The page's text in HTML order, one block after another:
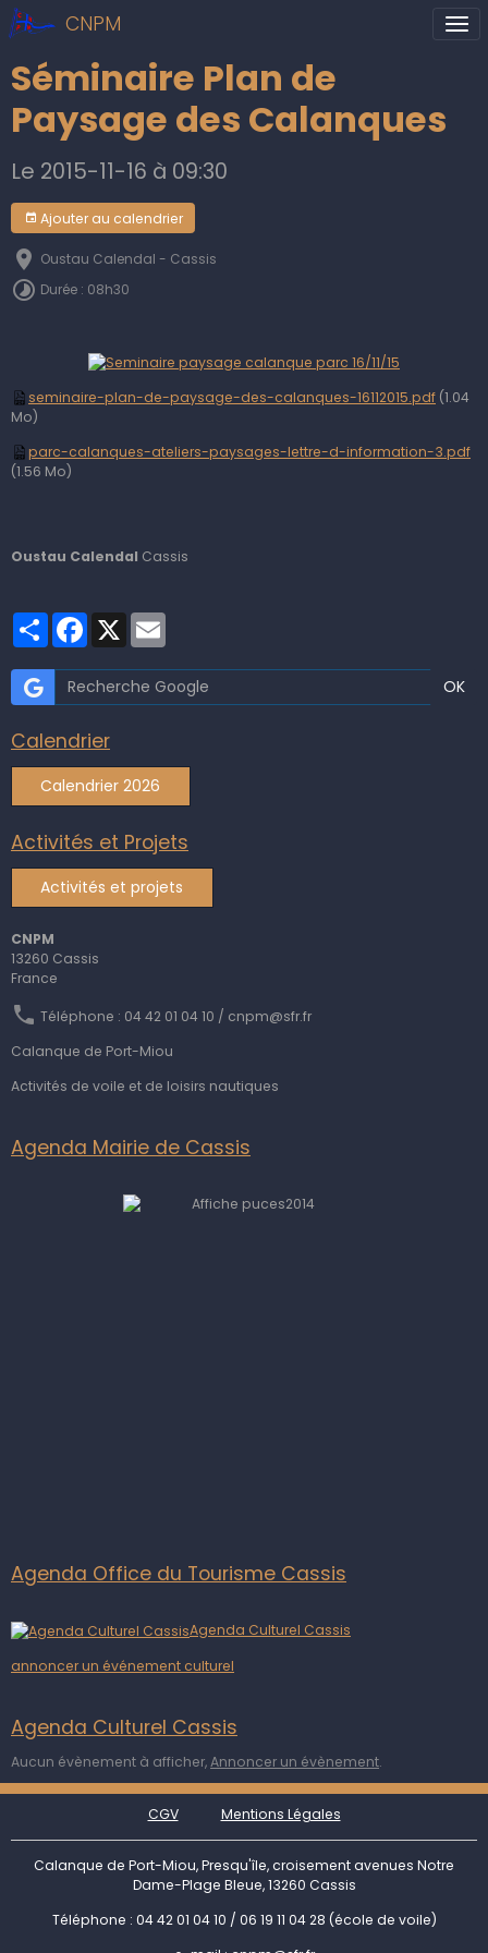
CNPM
Séminaire Plan de
Paysage des Calanques
Le 2015-11-16 à 09:30
Ajouter au calendrier
Oustau Calendal - Cassis
Durée : 08h30
seminaire-plan-de-paysage-des-calanques-16112015.pdf (1.04
Mo)
parc-calanques-ateliers-paysages-lettre-d-information-3.pdf
(1.56 Mo)
Oustau Calendal Cassis
PartagerFacebook
X
OK
Calendrier
Calendrier 2026
Activités et Projets
Activités et projets
CNPM
13260 Cassis
France
Téléphone : 04 42 01 04 10 / cnpm@sfr.fr
Calanque de Port-Miou
Activités de voile et de loisirs nautiques
Agenda Mairie de Cassis
Agenda Office du Tourisme Cassis
Agenda Culturel Cassis
annoncer un événement culturel
Agenda Culturel Cassis
Aucun évènement à afficher,Annoncer un évènement.
CGV Mentions Légales
Calanque de Port-Miou, Presqu'île, croisement avenues Notre
Dame-Plage Bleue, 13260 Cassis
Téléphone : 04 42 01 04 10 / 06 19 11 04 28 (école de voile)